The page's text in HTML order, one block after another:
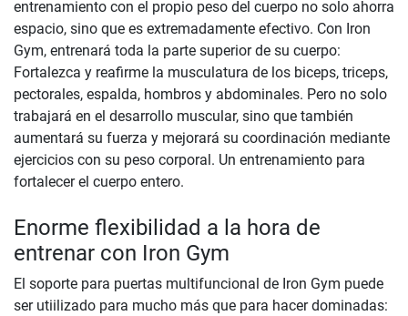
entrenamiento con el propio peso del cuerpo no solo ahorra
espacio, sino que es extremadamente efectivo. Con Iron
Gym, entrenará toda la parte superior de su cuerpo:
Fortalezca y reafirme la musculatura de los biceps, triceps,
pectorales, espalda, hombros y abdominales. Pero no solo
trabajará en el desarrollo muscular, sino que también
aumentará su fuerza y mejorará su coordinación mediante
ejercicios con su peso corporal. Un entrenamiento para
fortalecer el cuerpo entero.
Enorme flexibilidad a la hora de
entrenar con Iron Gym
El soporte para puertas multifuncional de Iron Gym puede
ser utiilizado para mucho más que para hacer dominadas: